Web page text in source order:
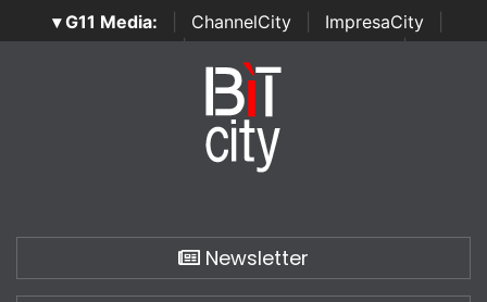
▾ G11 Media: ChannelCity ImpresaCity
SecurityOpenLab | Italian Channel Awards | Italian
Italian Security Awards
Newsletter